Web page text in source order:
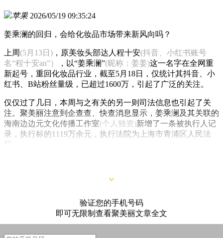
苹果 2026/05/19 09:35:24
姜乘澜的回归，会给化妆品市场带来新风向吗？
上周(5月13日) ，原美妆头部达人程十安(抖音、小红书账号
名“程十安an”）
，以“姜乘澜”(昵称：姜姜)这一名字在全网重
新起号，重回化妆品行业，截至5月18日，仅统计其抖音、小
红书、B站粉丝量级，已超过1600万，引起了广泛的关注。
仅仅过了几日，本周与之有关的另一则司法信息也引起了关
注。聚美丽注意到企查查、快查消息显示，姜乘澜及其关联的
海南边边元文化传播工作室(个人独资)新增了一条被执行人记
录，执行标的1119万余元，执行法院为上海市青浦区人民法
院。
验证您的手机号码
即可无限制查看聚美丽文章全文